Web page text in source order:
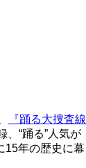
『踊る大捜査線
、“踊る”人気が
15年の歴史に幕